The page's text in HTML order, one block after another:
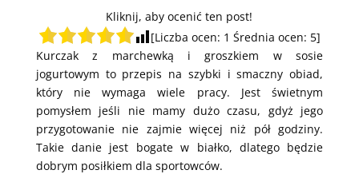
Kliknij, aby ocenić ten post!
[Liczba ocen: 1 Średnia ocen: 5]
Kurczak z marchewką i groszkiem w sosie
jogurtowym to przepis na szybki i smaczny obiad,
który nie wymaga wiele pracy. Jest świetnym
pomysłem jeśli nie mamy dużo czasu, gdyż jego
przygotowanie nie zajmie więcej niż pół godziny.
Takie danie jest bogate w białko, dlatego będzie
dobrym posiłkiem dla sportowców.